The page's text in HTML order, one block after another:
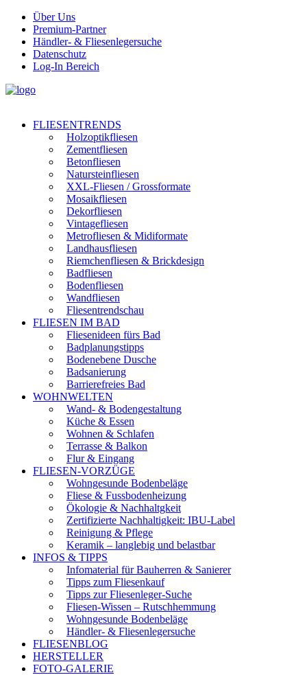
Über Uns
Premium-Partner
Händler- & Fliesenlegersuche
Datenschutz
Log-In Bereich
FLIESENTRENDS
Holzoptikfliesen
Zementfliesen
Betonfliesen
Natursteinfliesen
XXL-Fliesen / Grossformate
Mosaikfliesen
Dekorfliesen
Vintagefliesen
Metrofliesen & Midiformate
Landhausfliesen
Riemchenfliesen & Brickdesign
Badfliesen
Bodenfliesen
Wandfliesen
Fliesentrendschau
FLIESEN IM BAD
Fliesenideen fürs Bad
Badplanungstipps
Bodenebene Dusche
Badsanierung
Barrierefreies Bad
WOHNWELTEN
Wand- & Bodengestaltung
Küche & Essen
Wohnen & Schlafen
Terrasse & Balkon
Flur & Eingang
FLIESEN-VORZÜGE
Wohngesunde Bodenbeläge
Fliese & Fussbodenheizung
Ökologie & Nachhaltgkeit
Zertifizierte Nachhaltigkeit: IBU-Label
Reinigung & Pflege
Keramik – langlebig und belastbar
INFOS & TIPPS
Infomaterial für Bauherren & Sanierer
Tipps zum Fliesenkauf
Tipps zur Fliesenleger-Suche
Fliesen-Wissen – Rutschhemmung
Wohngesunde Bodenbeläge
Händler- & Fliesenlegersuche
FLIESENBLOG
HERSTELLER
FOTO-GALERIE